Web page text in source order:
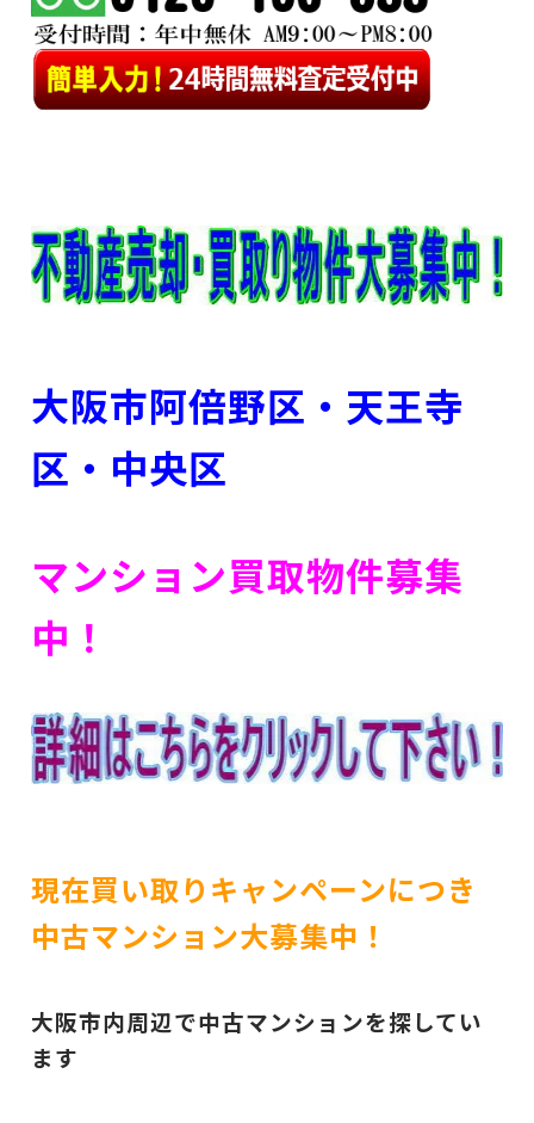
大阪市阿倍野区・天王寺
区 ・中央区
マンション買取物件募集
中！
現在買い取りキャンペーンにつき
中古マンション大募集中！
大阪市内周辺で中古マンションを探してい
ます